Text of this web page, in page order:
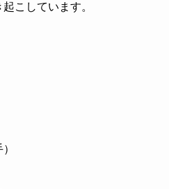
こしています。